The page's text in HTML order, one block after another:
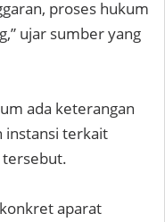
proses hukum
ujar sumber yang
ada keterangan
instansi terkait
tersebut.
aparat